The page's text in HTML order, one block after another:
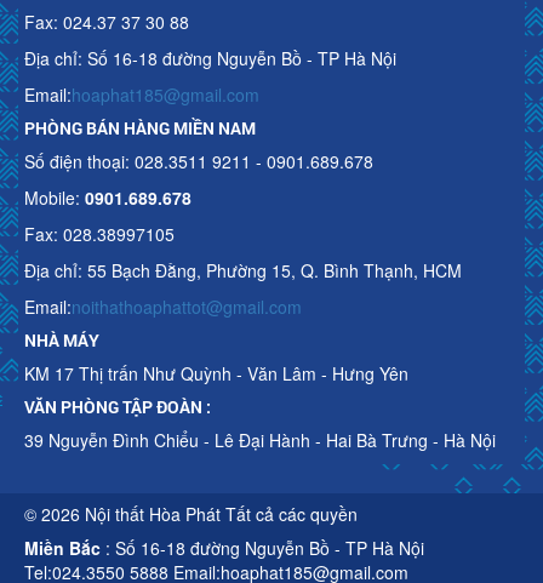
Fax: 024.37 37 30 88
Địa chỉ: Số 16-18 đường Nguyễn Bồ - TP Hà Nội
Email:hoaphat185@gmail.com
PHÒNG BÁN HÀNG MIỀN NAM
Số điện thoại: 028.3511 9211 - 0901.689.678
Mobile: 0901.689.678
Fax: 028.38997105
Địa chỉ: 55 Bạch Đằng, Phường 15, Q. Bình Thạnh, HCM
Email:noithathoaphattot@gmail.com
NHÀ MÁY
KM 17 Thị trấn Như Quỳnh - Văn Lâm - Hưng Yên
VĂN PHÒNG TẬP ĐOÀN :
39 Nguyễn Đình Chiểu - Lê Đại Hành - Hai Bà Trưng - Hà Nội
© 2026 Nội thất Hòa Phát Tất cả các quyền
Miền Bắc : Số 16-18 đường Nguyễn Bồ - TP Hà Nội
Tel:024.3550 5888 Email:hoaphat185@gmail.com